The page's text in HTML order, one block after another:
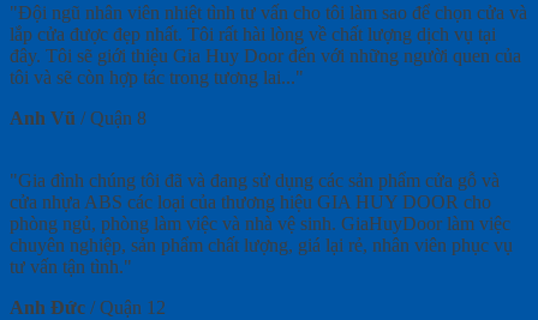
"Đội ngũ nhân viên nhiệt tình tư vấn cho tôi làm sao để chọn cửa và
lắp cửa được đẹp nhất. Tôi rất hài lòng về chất lượng dịch vụ tại
đây. Tôi sẽ giới thiệu Gia Huy Door đến với những người quen của
tôi và sẽ còn hợp tác trong tương lai..."
Anh Vũ /Quận 8
"Gia đình chúng tôi đã và đang sử dụng các sản phẩm cửa gỗ và
cửa nhựa ABS các loại của thương hiệu GIA HUY DOOR cho
phòng ngủ, phòng làm việc và nhà vệ sinh. GiaHuyDoor làm việc
chuyên nghiệp, sản phẩm chất lượng, giá lại rẻ, nhân viên phục vụ
tư vấn tận tình."
Anh Đức /Quận 12